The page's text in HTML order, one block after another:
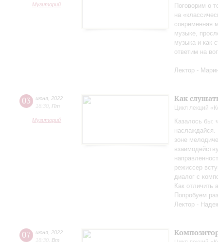
Музиторий
Поговорим о
на
современная
музыке,
музыка и как
ответим на
Лектор -
03 июня 2022
18:30 Пт
Музиторий
Как
Цикл лекций
Казалось бы:
наслаждайся.
зоне
режиссер
диалог с
Как отличить
Попробуем
Лектор -
07 июня 2022
18:30 Вт